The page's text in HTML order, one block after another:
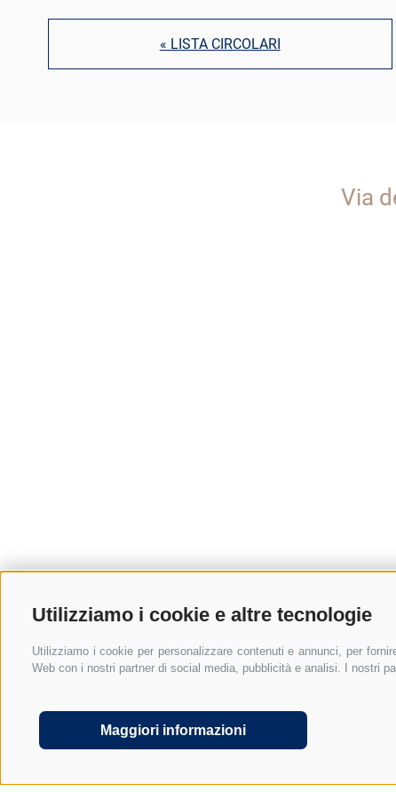
Utilizziamo i cookie e altre tecnologie
Utilizziamo i cookie per personalizzare contenuti e annunci, per
Web con i nostri partner di social media, pubblicità e analisi. I nostri
Maggiori informazioni
« LISTA CIRCOLARI
Via
UID: IT01590740211